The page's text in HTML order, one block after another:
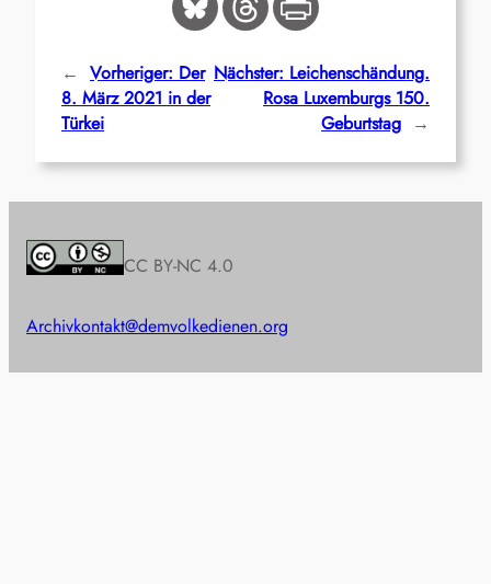
← Vorheriger: Der
8. März 2021 in der
Türkei
Nächster: Leichenschändung.
Rosa Luxemburgs 150.
Geburtstag →
CC BY-NC 4.0
Archivkontakt@demvolkedienen.org